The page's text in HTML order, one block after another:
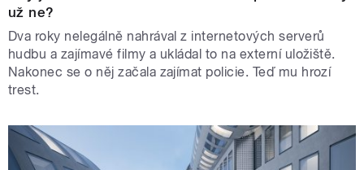
už ne?
Dva roky nelegálně nahrával z internetových serverů
hudbu a zajímavé filmy a ukládal to na externí uložiště.
Nakonec se o něj začala zajímat policie. Teď mu hrozí
trest.